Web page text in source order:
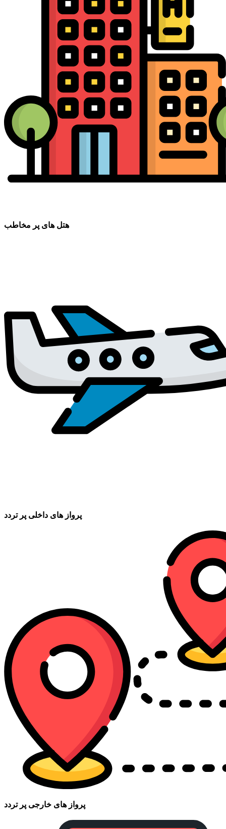
هتل های پر مخاطب
پرواز های داخلی پر تردد
پرواز های خارجی پر تردد